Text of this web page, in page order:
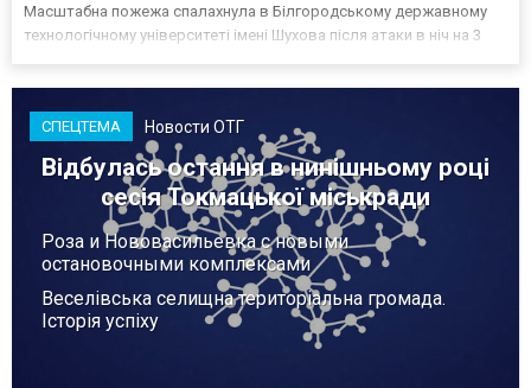
Масштабна пожежа спалахнула в Білгородському державному
технологічному університеті імені Шухова після атаки в ніч на 3
СПЕЦТЕМА Новости ОТГ
Відбулась остання в нинішньому році
сесія Токмацької міськради
Роза и Нововасильевка с новыми
остановочными комплексами
Веселівська селищна територіальна громада.
Історія успіху